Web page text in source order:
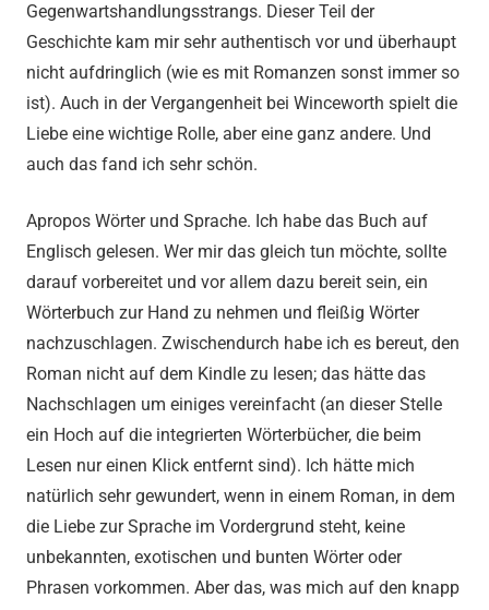
Gegenwartshandlungsstrangs. Dieser Teil der
Geschichte kam mir sehr authentisch vor und überhaupt
nicht aufdringlich (wie es mit Romanzen sonst immer so
ist). Auch in der Vergangenheit bei Winceworth spielt die
Liebe eine wichtige Rolle, aber eine ganz andere. Und
auch das fand ich sehr schön.
Apropos Wörter und Sprache. Ich habe das Buch auf
Englisch gelesen. Wer mir das gleich tun möchte, sollte
darauf vorbereitet und vor allem dazu bereit sein, ein
Wörterbuch zur Hand zu nehmen und fleißig Wörter
nachzuschlagen. Zwischendurch habe ich es bereut, den
Roman nicht auf dem Kindle zu lesen; das hätte das
Nachschlagen um einiges vereinfacht (an dieser Stelle
ein Hoch auf die integrierten Wörterbücher, die beim
Lesen nur einen Klick entfernt sind). Ich hätte mich
natürlich sehr gewundert, wenn in einem Roman, in dem
die Liebe zur Sprache im Vordergrund steht, keine
unbekannten, exotischen und bunten Wörter oder
Phrasen vorkommen. Aber das, was mich auf den knapp